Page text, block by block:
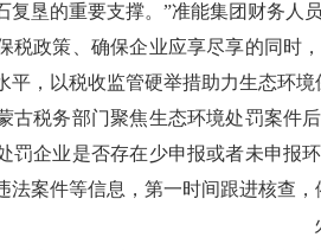
复垦的重要支撑。 ”准能集团财务人
税政策、确保企业应享尽享的同时
平，以税收监管硬举措助力生态环境
古税务部门聚焦生态环境处罚案件
罚企业是否存在少申报或者未申报
法案件等信息，第一时间跟进核查，